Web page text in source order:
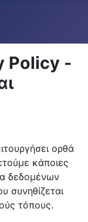
Policy -
ορθά
κάποιες
δεδομένων
συνηθίζεται
τόπους.